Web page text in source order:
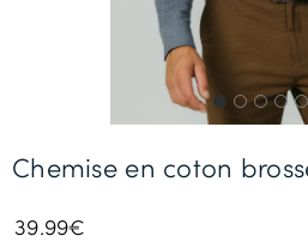
39.99€
Chemise en coton